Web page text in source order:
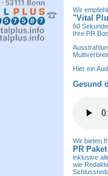
Wir
"Vital
60
Ihre PR
Hier ein
Gesund
Wir bieten
PR Paket
inklusive
wie